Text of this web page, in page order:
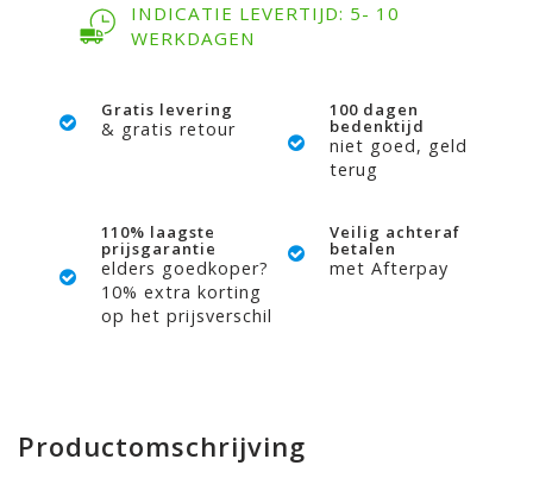
INDICATIE LEVERTIJD: 5- 10
WERKDAGEN
Gratis levering
& gratis retour
100 dagen
bedenktijd
niet goed, geld
terug
110% laagste
prijsgarantie
elders goedkoper?
10% extra korting
op het prijsverschil
Veilig achteraf
betalen
met Afterpay
Productomschrijving